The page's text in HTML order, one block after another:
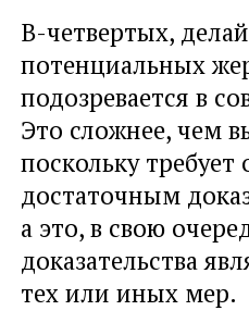
В-четвертых,
потенциальных
подозревается в
Это сложнее, чем
поскольку
достаточным
а это, в свою
доказательства
тех или иных мер.